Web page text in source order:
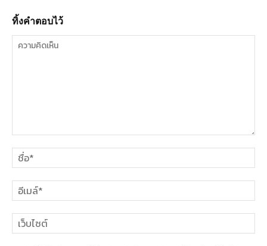
ทิ้งคำตอบไว้